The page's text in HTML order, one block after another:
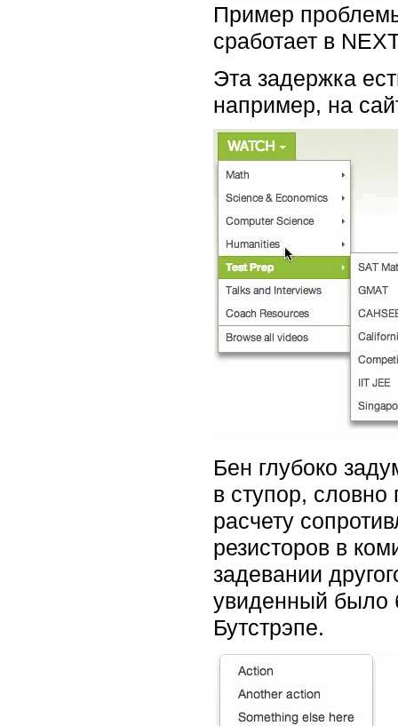
Пример
сработает в
Эта задержка
например, на
Бен глубоко
в ступор,
расчету
резисторов в
задевании
увиденный было
Бутстрэпе.